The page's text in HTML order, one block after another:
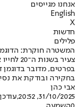
אנחנו מגייסים
English
X
חדשות
פלילים
המשטרה חוקרת:
צעיר
בפרטים, מדובר בדוגמן
בחקירה ובודקת את
אבי כהן
31/10/2025, 20:52
,עודכן